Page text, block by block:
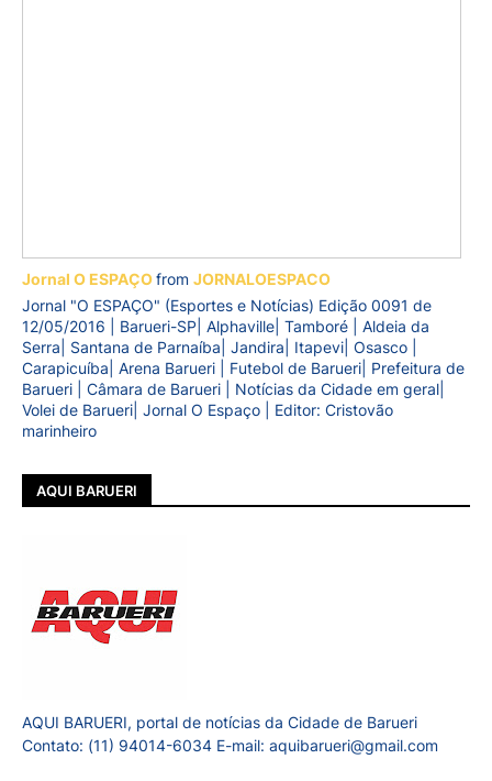
Jornal O ESPAÇOfrom JORNALOESPACO
Jornal "O ESPAÇO" (Esportes e Notícias) Edição 0091 de
12/05/2016 | Barueri-SP| Alphaville| Tamboré | Aldeia da
Serra| Santana de Parnaíba| Jandira| Itapevi| Osasco |
Carapicuíba| Arena Barueri | Futebol de Barueri| Prefeitura de
Barueri | Câmara de Barueri | Notícias da Cidade em geral|
Volei de Barueri| Jornal O Espaço | Editor: Cristovão
marinheiro
AQUI BARUERI
AQUI BARUERI, portal de notícias da Cidade de Barueri
Contato: (11) 94014-6034 E-mail: aquibarueri@gmail.com